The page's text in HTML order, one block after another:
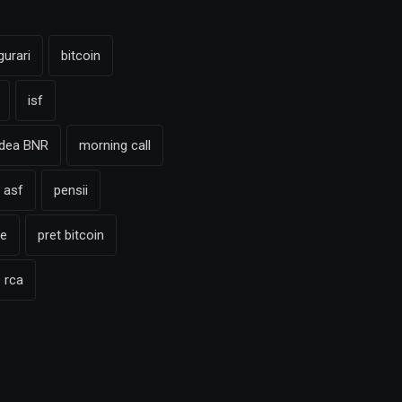
bitcoin
isf
BNR morning call
asf pensii
pret bitcoin
rca